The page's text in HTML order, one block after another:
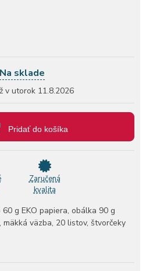
Na sklade
v utorok 11.8.2026
Pridať do košíka
Zaručená
kvalita
g EKO papiera, obálka 90 g
väzba, 20 listov, štvorčeky